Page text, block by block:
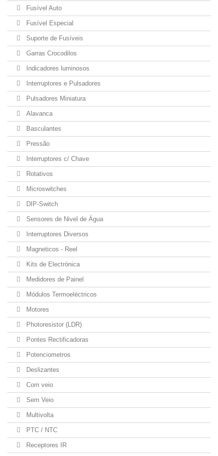
Fusível Auto
Fusível Especial
Suporte de Fusíveis
Garras Crocodilos
Indicadores luminosos
Interruptores e Pulsadores
Pulsadores Miniatura
Alavanca
Basculantes
Pressão
Interruptores c/ Chave
Rotativos
Microswitches
DIP-Switch
Sensores de Nivel de Água
Interruptores Diversos
Magneticos - Reel
Kits de Electrónica
Medidores de Painel
Módulos Termoeléctricos
Motores
Photoresistor (LDR)
Pontes Rectificadoras
Potenciometros
Deslizantes
Com veio
Sem Veio
Multivolta
PTC / NTC
Receptores IR